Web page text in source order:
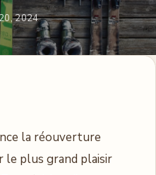
2024
la réouverture
le plus grand plaisir